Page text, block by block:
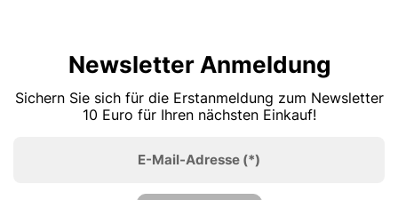
Newsletter Anmeldung
Sichern Sie sich für die Erstanmeldung zum Newsletter
10 Euro für Ihren nächsten Einkauf!
E-Mail-Adresse (*)